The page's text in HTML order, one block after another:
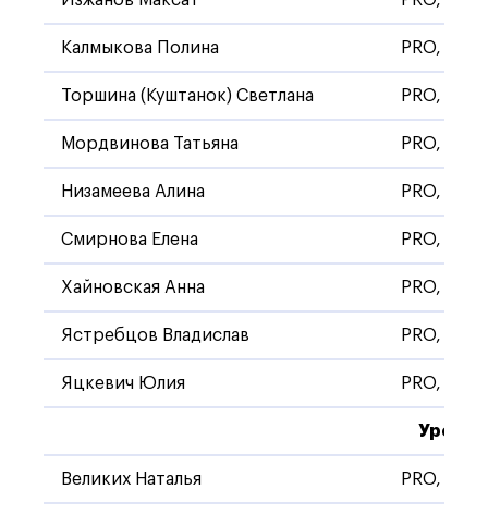
Калмыкова Полина PRO,
Торшина (Куштанок) Светлана PRO,
Мордвинова Татьяна PRO,
Низамеева Алина PRO,
Смирнова Елена PRO,
Хайновская Анна PRO,
Ястребцов Владислав PRO,
Яцкевич Юлия PRO,
Великих Наталья PRO,